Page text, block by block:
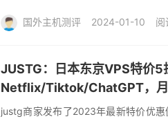
国外主机测评
2024-01-10 阅
JUSTG：日本东京VPS特价
Netflix/Tiktok/ChatGPT，
justg商家发布了2023年最新特价优